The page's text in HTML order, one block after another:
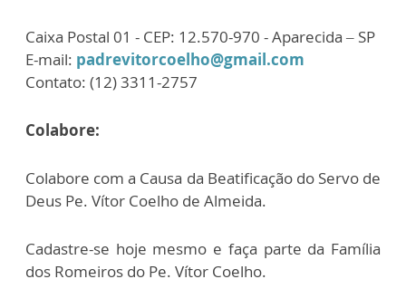
Caixa Postal 01 - CEP: 12.570-970 - Aparecida – SP
E-mail: padrevitorcoelho@gmail.com
Contato: (12) 3311-2757
Colabore:
Colabore com a Causa da Beatificação do Servo de
Deus Pe. Vítor Coelho de Almeida.
Cadastre-se hoje mesmo e faça parte da Família
dos Romeiros do Pe. Vítor Coelho.